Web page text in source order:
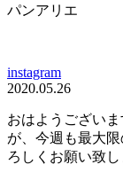
パンアリエ
instagram
2020.05.26
おはようござい
が、今週も最大
ろしくお願い致